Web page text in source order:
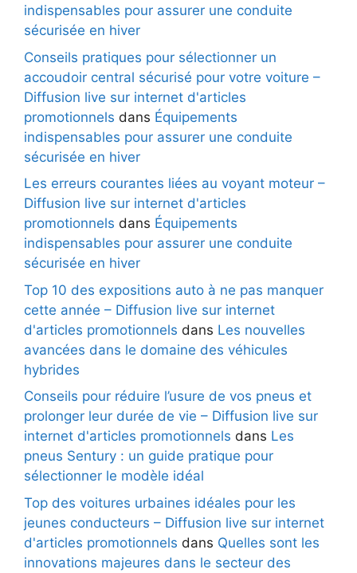
indispensables pour assurer une conduite
sécurisée en hiver
Conseils pratiques pour sélectionner un
accoudoir central sécurisé pour votre voiture –
Diffusion live sur internet d'articles
promotionnels dans Équipements
indispensables pour assurer une conduite
sécurisée en hiver
Les erreurs courantes liées au voyant moteur –
Diffusion live sur internet d'articles
promotionnels dans Équipements
indispensables pour assurer une conduite
sécurisée en hiver
Top 10 des expositions auto à ne pas manquer
cette année – Diffusion live sur internet
d'articles promotionnels dans Les nouvelles
avancées dans le domaine des véhicules
hybrides
Conseils pour réduire l’usure de vos pneus et
prolonger leur durée de vie – Diffusion live sur
internet d'articles promotionnels dans Les
pneus Sentury : un guide pratique pour
sélectionner le modèle idéal
Top des voitures urbaines idéales pour les
jeunes conducteurs – Diffusion live sur internet
d'articles promotionnels dans Quelles sont les
innovations majeures dans le secteur des